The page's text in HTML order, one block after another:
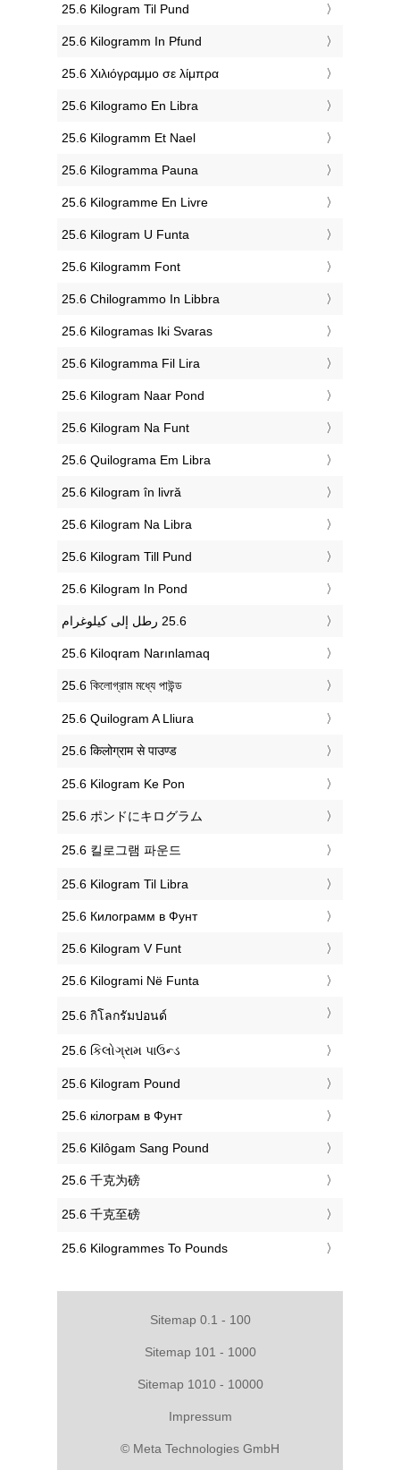
‎25.6 Kilogram Til Pund
‎25.6 Kilogramm In Pfund
‎25.6 Χιλιόγραμμο σε λίμπρα
‎25.6 Kilogramo En Libra
‎25.6 Kilogramm Et Nael
‎25.6 Kilogramma Pauna
‎25.6 Kilogramme En Livre
‎25.6 Kilogram U Funta
‎25.6 Kilogramm Font
‎25.6 Chilogrammo In Libbra
‎25.6 Kilogramas Iki Svaras
‎25.6 Kilogramma Fil Lira
‎25.6 Kilogram Naar Pond
‎25.6 Kilogram Na Funt
‎25.6 Quilograma Em Libra
‎25.6 Kilogram în livră
‎25.6 Kilogram Na Libra
‎25.6 Kilogram Till Pund
‎25.6 Kilogram In Pond
‎25.6 Kiloqram Narınlamaq
‎25.6 কিলোগ্রাম মধ্যে পাউন্ড
‎25.6 Quilogram A Lliura
‎25.6 किलोग्राम से पाउण्ड
‎25.6 Kilogram Ke Pon
‎25.6 ポンドにキログラム
‎25.6 킬로그램 파운드
‎25.6 Kilogram Til Libra
‎25.6 Килограмм в Фунт
‎25.6 Kilogram V Funt
‎25.6 Kilogrami Në Funta
‎25.6 กิโลกรัมปอนด์
‎25.6 કિલોગ્રામ પાઉન્ડ
‎25.6 Kilogram Pound
‎25.6 кілограм в Фунт
‎25.6 Kilôgam Sang Pound
‎25.6 千克为磅
‎25.6 千克至磅
‎25.6 Kilogrammes To Pounds
Sitemap 0.1 - 100
Sitemap 101 - 1000
Sitemap 1010 - 10000
Impressum
© Meta Technologies GmbH